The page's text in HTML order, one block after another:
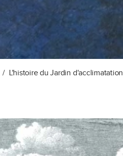
L'histoire du Jardin d'acclimatation